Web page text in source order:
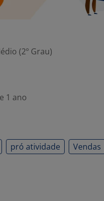
(2º Grau)
1 ano
pró atividade Vendas